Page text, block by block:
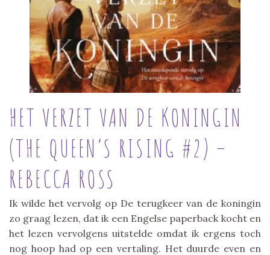
HET VERZET VAN DE KONINGIN
(THE QUEEN’S RISING #2) –
REBECCA ROSS
Ik wilde het vervolg op De terugkeer van de koningin
zo graag lezen, dat ik een Engelse paperback kocht en
het lezen vervolgens uitstelde omdat ik ergens toch
nog hoop had op een vertaling. Het duurde even en